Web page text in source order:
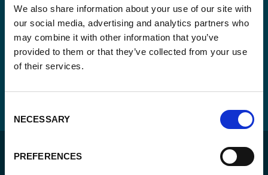
We also share information about your use of our site with
our social media, advertising and analytics partners who
may combine it with other information that you’ve
provided to them or that they’ve collected from your use
of their services.
Selection
NECESSARY
PREFERENCES